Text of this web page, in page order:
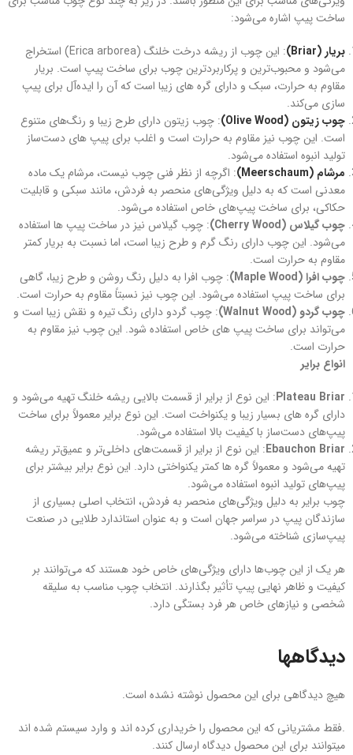
ساخت پیپ اشاره می‌شود:
بریار (Briar)
: این چوب از ریشه درخت خلنگ (Erica arborea) استخراج
می‌شود و محبوب‌ترین و پرکاربردترین چوب برای ساخت پیپ است. بریار
مقاوم به حرارت، سبک و دارای گره های زیبا است که آن را ایده‌آل برای پیپ‌
سازی می‌کند.
چوب زیتون (Olive Wood)
: چوب زیتون دارای طرح زیبا و رنگ‌های متنوع
است. این چوب نیز مقاوم به حرارت است و اغلب برای پیپ‌ های دست‌ساز
تولید انبوه استفاده می‌شود.
مرشام (Meerschaum)
: اگرچه از نظر فنی چوب نیست، مرشام یک ماده
معدنی است که به دلیل ویژگی‌های منحصر به فردش، مانند سبکی و قابلیت
حکاکی، برای ساخت پیپ‌های خاص استفاده می‌شود.
چوب گیلاس (Cherry Wood)
: چوب گیلاس نیز در ساخت پیپ‌ ها استفاده
می‌شود. این چوب دارای رنگ گرم و طرح زیبا است، اما نسبت به بریار کمتر
مقاوم به حرارت است.
چوب افرا (Maple Wood)
: چوب افرا به دلیل رنگ روشن و طرح زیبا، گاهی
برای ساخت پیپ استفاده می‌شود. این چوب نیز نسبتاً مقاوم به حرارت است.
چوب گردو (Walnut Wood)
: چوب گردو دارای رنگ تیره و نقش زیبا است و
می‌تواند برای ساخت پیپ‌ های خاص استفاده شود. این چوب نیز مقاوم به
حرارت است.
انواع برایر
Plateau Briar: این نوع از برایر از قسمت بالایی ریشه خلنگ تهیه می‌شود و
دارای گره های بسیار زیبا و یکنواخت است. این نوع برایر معمولاً برای ساخت
پیپ‌های دست‌ساز با کیفیت بالا استفاده می‌شود.
Ebauchon Briar: این نوع از برایر از قسمت‌های داخلی‌تر و عمیق‌تر ریشه
تهیه می‌شود و معمولاً گره ها کمتر یکنواختی دارد. این نوع برایر بیشتر برای
پیپ‌های تولید انبوه استفاده می‌شود.
چوب برایر به دلیل ویژگی‌های منحصر به فردش، انتخاب اصلی بسیاری از
سازندگان پیپ در سراسر جهان است و به عنوان استاندارد طلایی در صنعت
پیپ‌سازی شناخته می‌شود.
هر یک از این چوب‌ها دارای ویژگی‌های خاص خود هستند که می‌توانند بر
کیفیت و ظاهر نهایی پیپ تأثیر بگذارند. انتخاب چوب مناسب به سلیقه
شخصی و نیازهای خاص هر فرد بستگی دارد.
دیدگاهها
هیچ دیدگاهی برای این محصول نوشته نشده است.
.فقط مشتریانی که این محصول را خریداری کرده اند و وارد سیستم شده اند
میتوانند برای این محصول دیدگاه ارسال کنند.